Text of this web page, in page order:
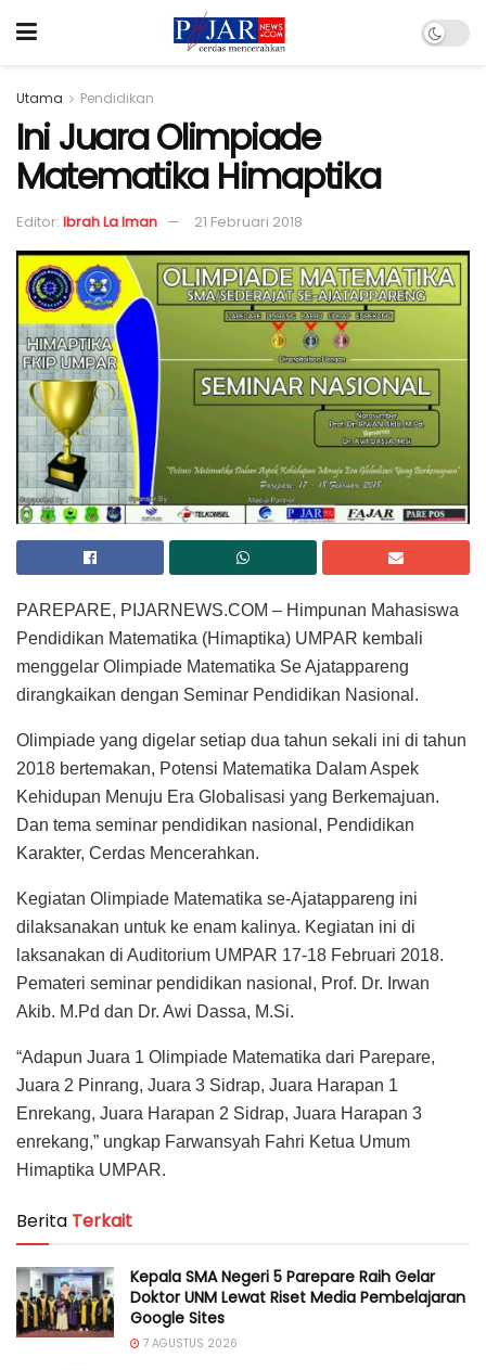
Utama Pendidikan
Ini Juara Olimpiade
Matematika Himaptika
Editor: Ibrah La Iman 21 Februari 2018
PAREPARE, PIJARNEWS.COM – Himpunan Mahasiswa
Pendidikan Matematika (Himaptika) UMPAR kembali
menggelar Olimpiade Matematika Se Ajatappareng
dirangkaikan dengan Seminar Pendidikan Nasional.
Olimpiade yang digelar setiap dua tahun sekali ini di tahun
2018 bertemakan, Potensi Matematika Dalam Aspek
Kehidupan Menuju Era Globalisasi yang Berkemajuan.
Dan tema seminar pendidikan nasional, Pendidikan
Karakter, Cerdas Mencerahkan.
Kegiatan Olimpiade Matematika se-Ajatappareng ini
dilaksanakan untuk ke enam kalinya. Kegiatan ini di
laksanakan di Auditorium UMPAR 17-18 Februari 2018.
Pemateri seminar pendidikan nasional, Prof. Dr. Irwan
Akib. M.Pd dan Dr. Awi Dassa, M.Si.
“Adapun Juara 1 Olimpiade Matematika dari Parepare,
Juara 2 Pinrang, Juara 3 Sidrap, Juara Harapan 1
Enrekang, Juara Harapan 2 Sidrap, Juara Harapan 3
enrekang,” ungkap Farwansyah Fahri Ketua Umum
Himaptika UMPAR.
Berita Terkait
Kepala SMA Negeri 5 Parepare Raih Gelar
Doktor UNM Lewat Riset Media Pembelajaran
Google Sites
7 AGUSTUS 2026